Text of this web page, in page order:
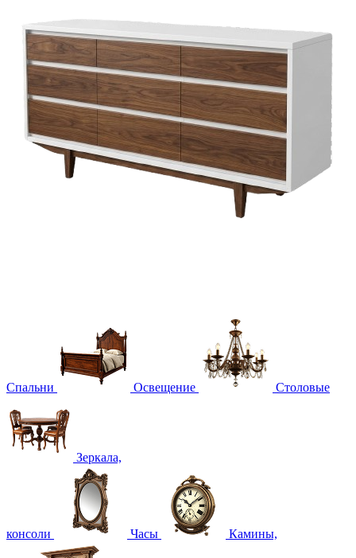
Спальни Освещение Столовые
Зеркала,
консоли Часы Камины,